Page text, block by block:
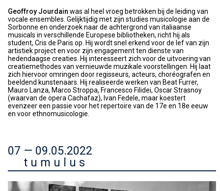
Geoffroy Jourdain was al heel vroeg betrokken bij de leiding van
vocale ensembles. Gelijktijdig met zijn studies musicologie aan de
Sorbonne en onderzoek naar de achtergrond van italiaanse
musicals in verschillende Europese bibliotheken, richt hij als
student, Cris de Paris op. Hij wordt snel erkend voor de lef van zijn
artistiek project en voor zijn engagement ten dienste van
hedendaagse creaties. Hij interesseert zich voor de uitvoering van
creatiemethodes van vernieuwde muzikale voorstellingen. Hij laat
zich hiervoor omringen door regisseurs, acteurs, choréografen en
beeldend kunstenaars. Hij realiseerde werken van Beat Furrer,
Mauro Lanza, Marco Stroppa, Francesco Filidei, Oscar Strasnoy
(waarvan de opera Cachafaz), Ivan Fedele, maar koestert
evenzeer een passie voor het repertoire van de 17e en 18e eeuw
en voor ethnomusicologie.
07 — 09.05.2022
t u m u l u s